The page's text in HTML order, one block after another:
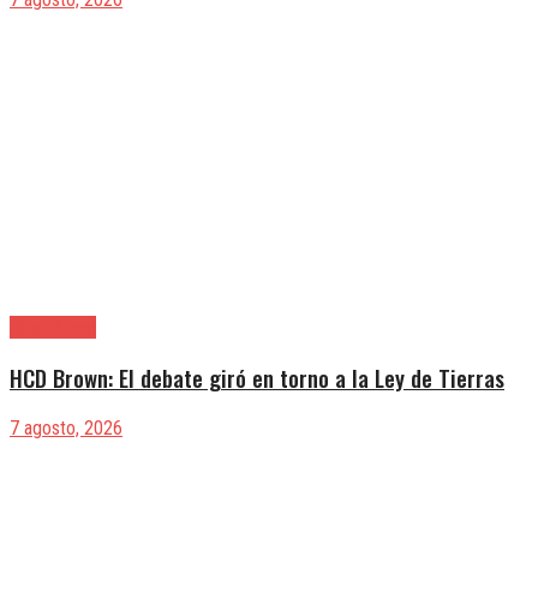
HCD Brown: El debate giró en torno a la Ley de Tierras
7 agosto, 2026